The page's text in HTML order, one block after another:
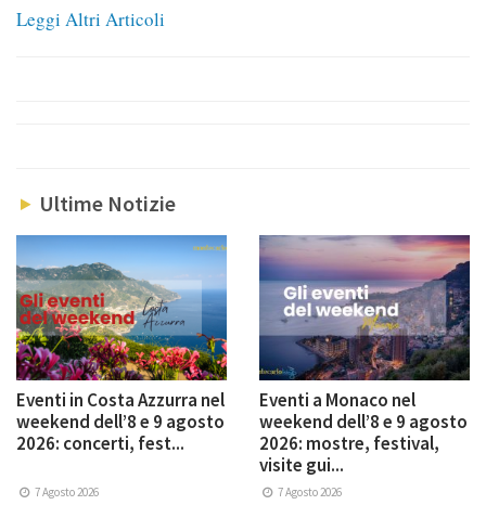
Leggi Altri Articoli
Ultime Notizie
Eventi in Costa Azzurra nel
weekend dell’8 e 9 agosto
2026: concerti, fest...
7 Agosto 2026
Eventi a Monaco nel
weekend dell’8 e 9 agosto
2026: mostre, festival,
visite gui...
7 Agosto 2026